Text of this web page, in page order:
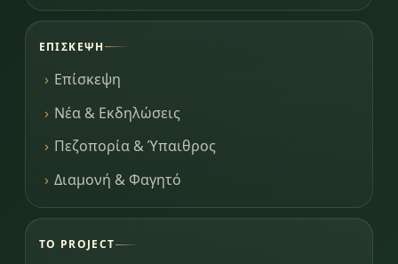
ΕΠΊΣΚΕΨΗ
Επίσκεψη
Νέα & Εκδηλώσεις
Πεζοπορία & Ύπαιθρος
Διαμονή & Φαγητό
ΤΟ PROJECT